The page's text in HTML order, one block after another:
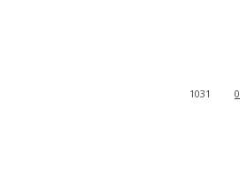
0
1031